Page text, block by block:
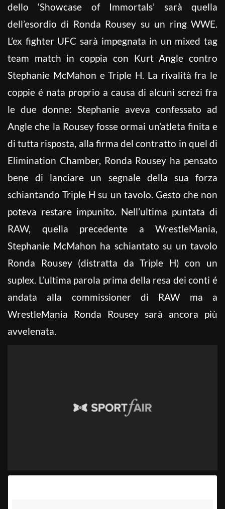
dello ‘Showcase of Immortals’ sarà quella
dell’esordio di Ronda Rousey su un ring WWE.
L’ex fighter UFC sarà impegnata in un mixed tag
team match in coppia con Kurt Angle contro
Stephanie McMahon e Triple H. La rivalità fra le
coppie é nata proprio a causa di alcuni screzi fra
le due donne: Stephanie aveva confessato ad
Angle che la Rousey fosse ormai un’atleta finita e
di tutta risposta, alla firma del contratto in quel di
Elimination Chamber, Ronda Rousey ha pensato
bene di lanciare un segnale della sua forza
schiantando Triple H su un tavolo. Gesto che non
poteva restare impunito. Nell’ultima puntata di
RAW, quella precedente a WrestleMania,
Stephanie McMahon ha schiantato su un tavolo
Ronda Rousey (distratta da Triple H) con un
suplex. L’ultima parola prima della resa dei conti é
andata alla commissioner di RAW ma a
WrestleMania Ronda Rousey sarà ancora più
avvelenata.